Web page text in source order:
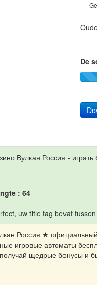
De
Вулкан Россия -
: 64
uw title tag bevat
Россия ★
игровые автоматы
щедрые бонусы и